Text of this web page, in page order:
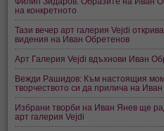
на конкретното
Тази вечер арт галерия Vejdi
видения на Иван Обретенов
Арт Галерия Vejdi вдъхнови Иван
Вежди Рашидов: Към настоящия
творчеството си да прилича на
Избрани творби на Иван Янев ще
арт галерия Vejdi